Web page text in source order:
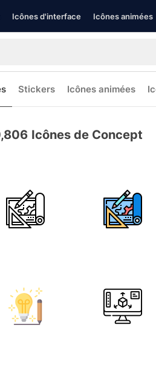
Icônes d'interface Icônes animées
Stickers Icônes animées
Icônes de Concept